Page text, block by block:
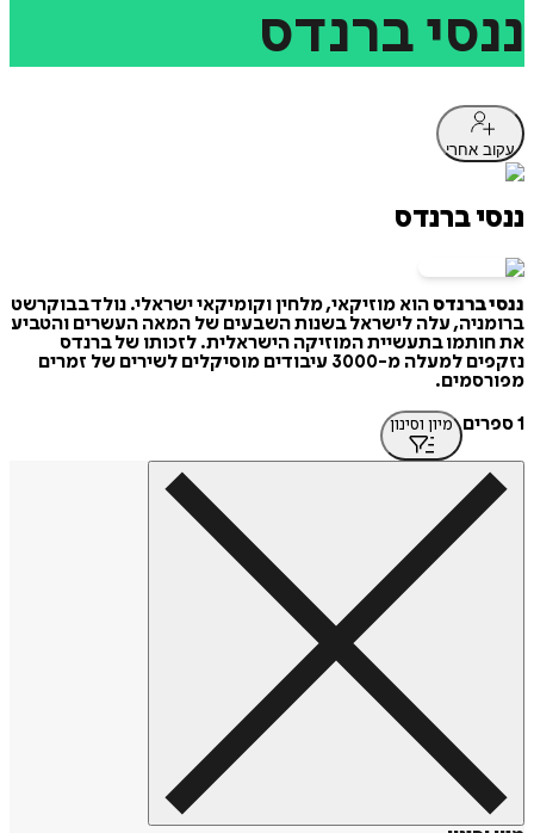
ננסי ברנדס
עקוב אחרי
ננסי ברנדס
ננסי ברנדס הוא מוזיקאי, מלחין וקומיקאי ישראלי. נולד בבוקרשט
ברומניה, עלה לישראל בשנות השבעים של המאה העשרים והטביע
את חותמו בתעשיית המוזיקה הישראלית. לזכותו של ברנדס
נזקפים למעלה מ-3000 עיבודים מוסיקלים לשירים של זמרים
מפורסמים.
1 ספרים
מיון וסינון